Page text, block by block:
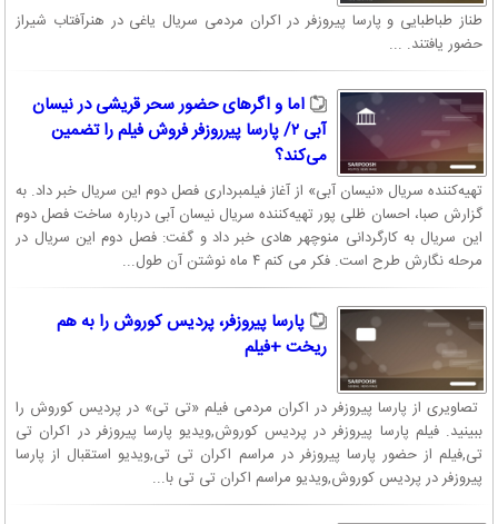
طناز طباطبایی و پارسا پیروزفر در اکران مردمی سریال یاغی در هنرآفتاب شیراز
حضور یافتند. ...
اما و اگرهای حضور سحر قریشی در نیسان
آبی ۲/ پارسا پیرروزفر فروش فیلم را تضمین
می‌کند؟
تهیه‌کننده سریال «نیسان آبی» از آغاز فیلمبرداری فصل دوم این سریال خبر داد. به
گزارش صبا،‌ احسان ظلی پور تهیه‌کننده سریال نیسان آبی درباره ساخت فصل دوم
این سریال به کارگردانی منوچهر هادی خبر داد و گفت: فصل دوم این سریال در
مرحله نگارش طرح است. فکر می کنم ۴ ماه نوشتن آن طول...
پارسا پیروزفر، پردیس کوروش را به هم
ریخت +فیلم
تصاویری از پارسا پیروزفر در اکران مردمی فیلم «تی تی» در پردیس کوروش را
ببینید. فیلم پارسا پیروزفر در پردیس کوروش,ویدیو پارسا پیروزفر در اکران تی
تی,فیلم از حضور پارسا پیروزفر در مراسم اکران تی تی,ویدیو استقبال از پارسا
پیروزفر در پردیس کوروش,ویدیو مراسم اکران تی تی با...